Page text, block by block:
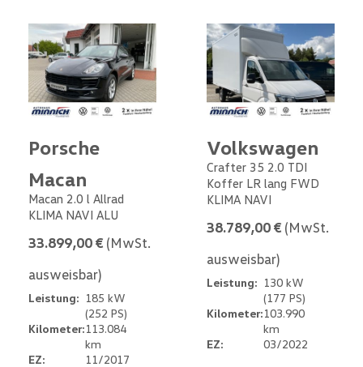
Porsche
Macan
Macan 2.0 l Allrad
KLIMA NAVI ALU
33.899,00 € (MwSt.
ausweisbar)
Leistung: 185 kW
(252 PS)
Kilometer:113.084
km
EZ:
11/2017
Volkswagen
Crafter 35 2.0 TDI
Koffer LR lang FWD
KLIMA NAVI
38.789,00 € (MwSt.
ausweisbar)
Leistung: 130 kW
(177 PS)
Kilometer:103.990
km
EZ:
03/2022